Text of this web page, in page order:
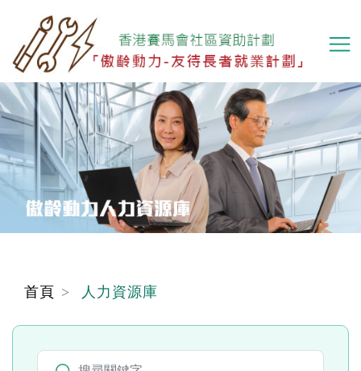
主
內
容
首頁 人力資源庫